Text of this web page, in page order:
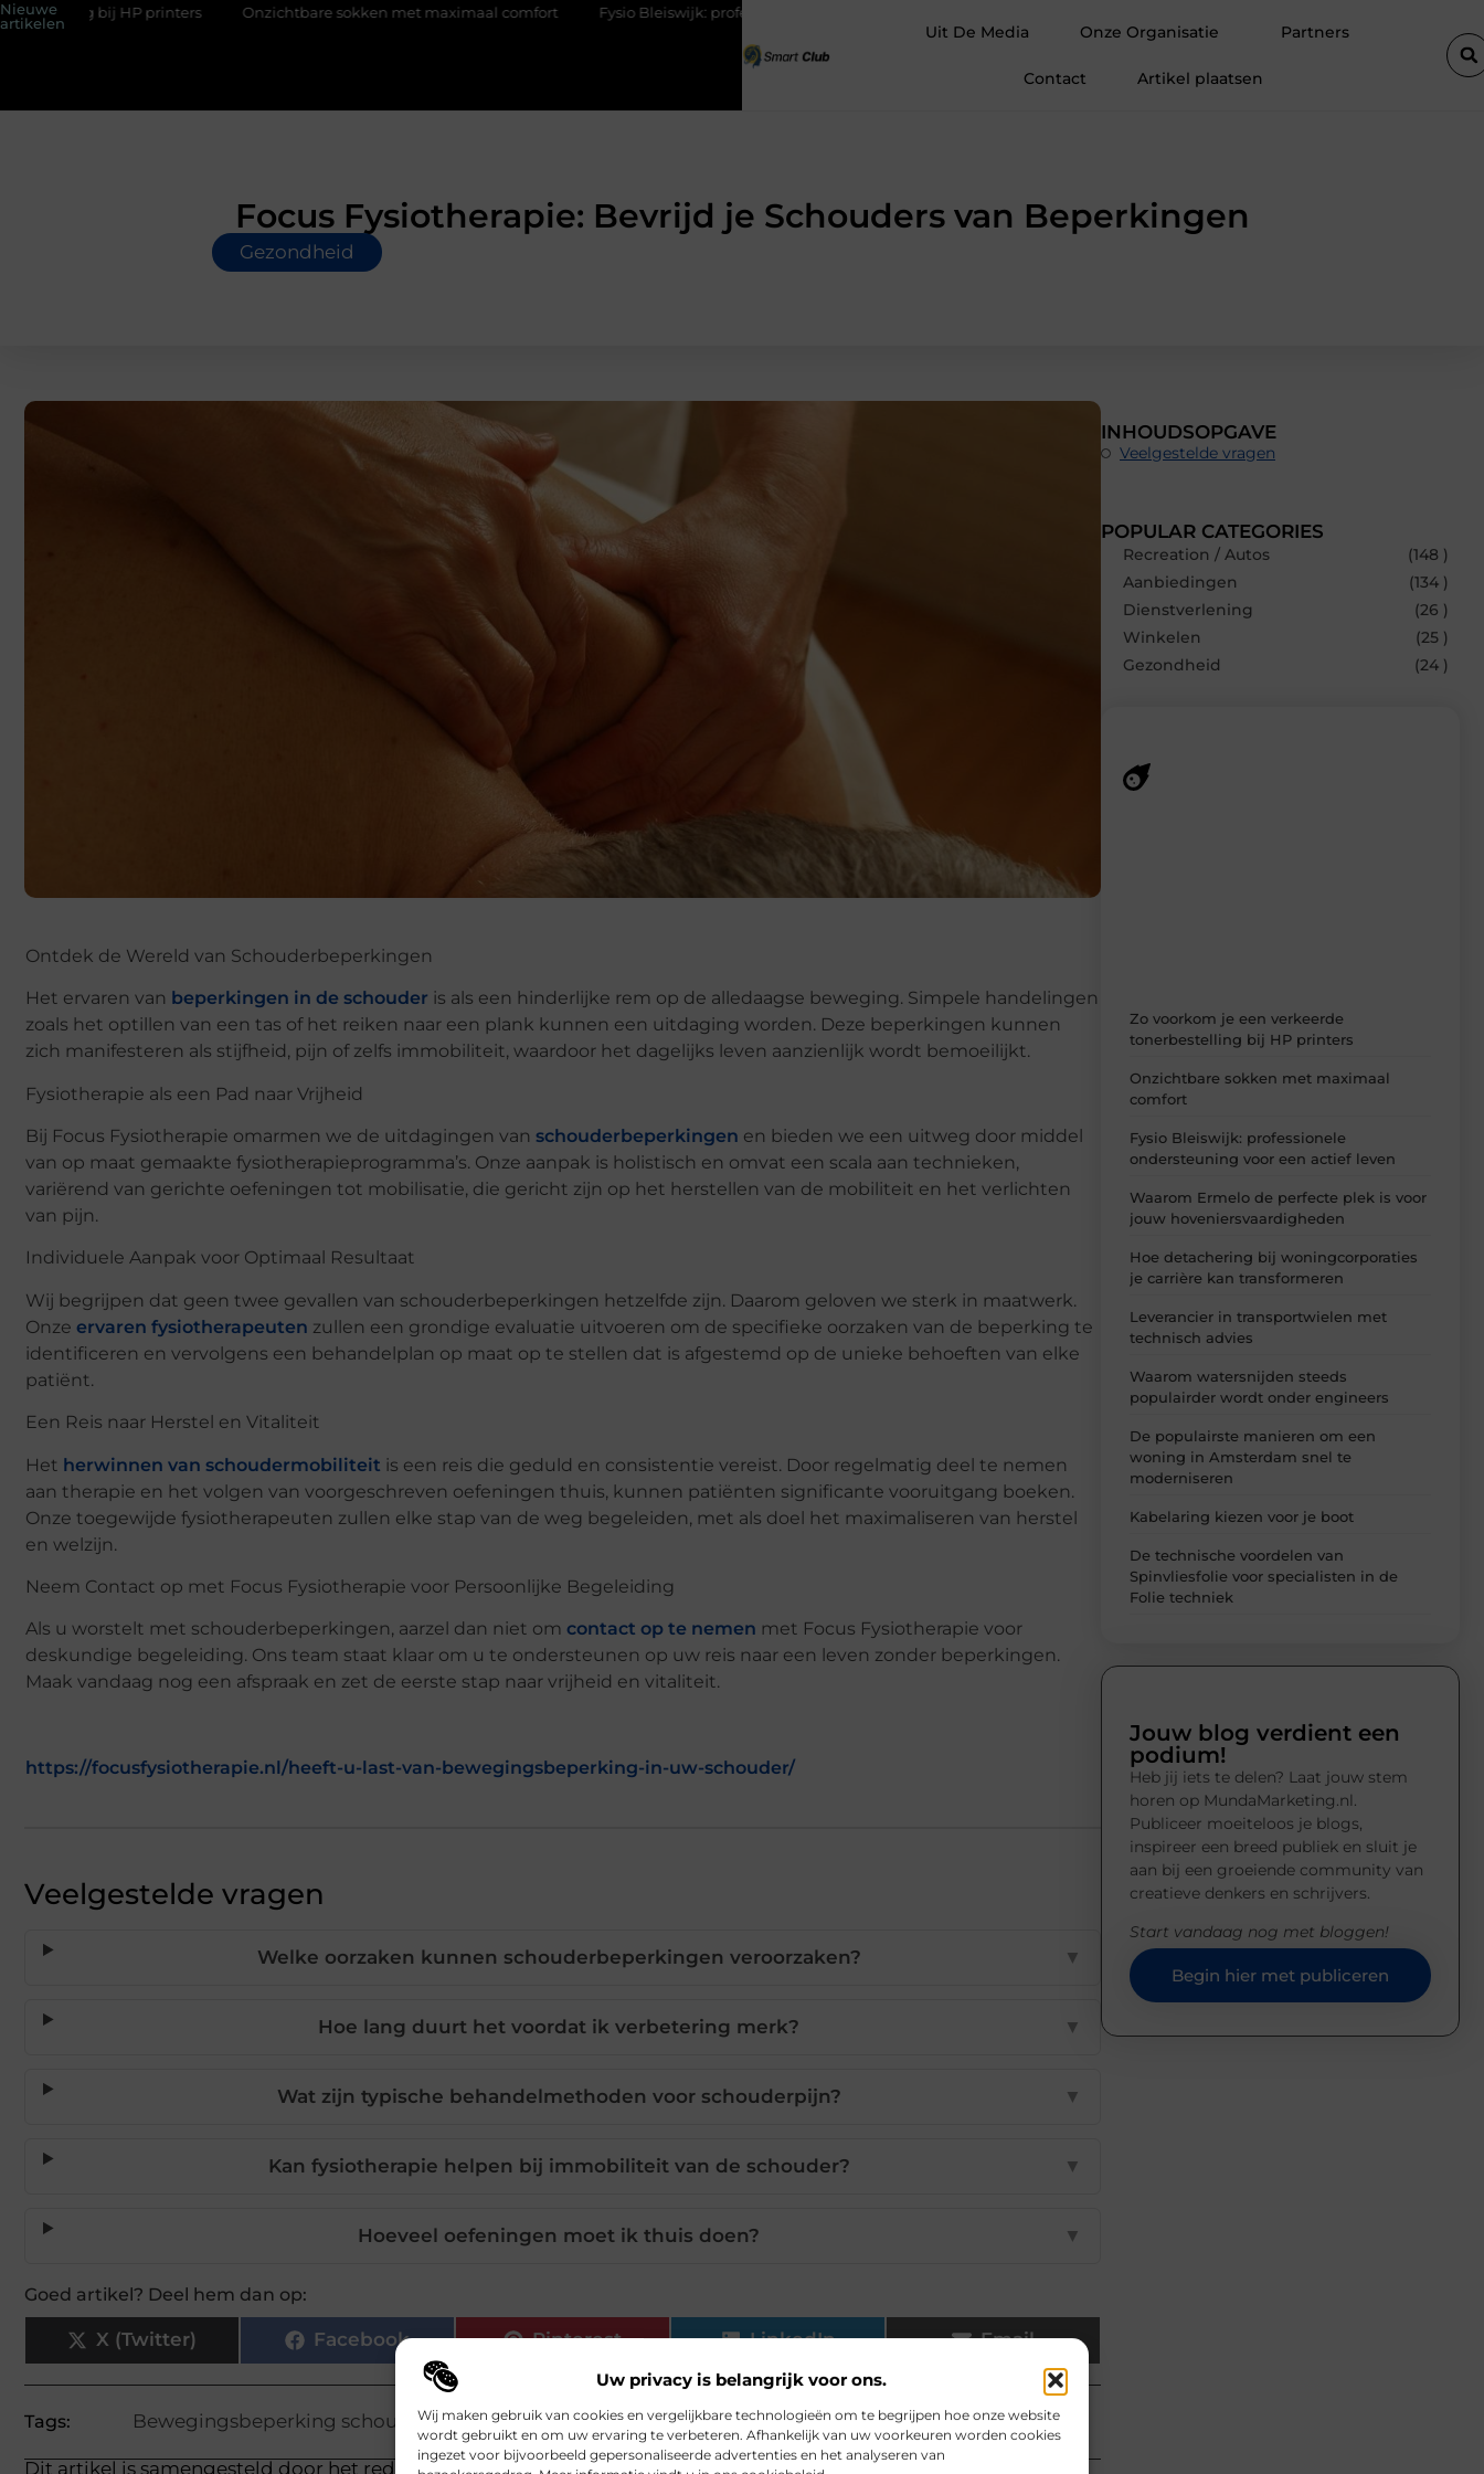
Uw privacy is belangrijk voor ons.
Wij maken gebruik van cookies en vergelijkbare technologieën om te begrijpen hoe onze website
wordt gebruikt en om uw ervaring te verbeteren. Afhankelijk van uw voorkeuren worden cookies
ingezet voor bijvoorbeeld gepersonaliseerde advertenties en het analyseren van
Nieuwe
artikelen
Onzichtbare sokken met maximaal comfort Fysio Bleiswijk: professionele ondersteuning voor een actief leven
Uit De Media Onze Organisatie Partners
Contact Artikel plaatsen
Focus Fysiotherapie: Bevrijd je Schouders van Beperkingen
Gezondheid
Ontdek de Wereld van Schouderbeperkingen
Het ervaren van beperkingen in de schouder is als een hinderlijke rem op de alledaagse beweging. Simpele handelingen
zoals het optillen van een tas of het reiken naar een plank kunnen een uitdaging worden. Deze beperkingen kunnen
zich manifesteren als stijfheid, pijn of zelfs immobiliteit, waardoor het dagelijks leven aanzienlijk wordt bemoeilijkt.
Fysiotherapie als een Pad naar Vrijheid
Bij Focus Fysiotherapie omarmen we de uitdagingen van schouderbeperkingen en bieden we een uitweg door middel
van op maat gemaakte fysiotherapieprogramma’s. Onze aanpak is holistisch en omvat een scala aan technieken,
variërend van gerichte oefeningen tot mobilisatie, die gericht zijn op het herstellen van de mobiliteit en het verlichten
van pijn.
Individuele Aanpak voor Optimaal Resultaat
Wij begrijpen dat geen twee gevallen van schouderbeperkingen hetzelfde zijn. Daarom geloven we sterk in maatwerk.
Onze ervaren fysiotherapeuten zullen een grondige evaluatie uitvoeren om de specifieke oorzaken van de beperking te
identificeren en vervolgens een behandelplan op maat op te stellen dat is afgestemd op de unieke behoeften van elke
patiënt.
Een Reis naar Herstel en Vitaliteit
Het herwinnen van schoudermobiliteit is een reis die geduld en consistentie vereist. Door regelmatig deel te nemen
aan therapie en het volgen van voorgeschreven oefeningen thuis, kunnen patiënten significante vooruitgang boeken.
Onze toegewijde fysiotherapeuten zullen elke stap van de weg begeleiden, met als doel het maximaliseren van herstel
en welzijn.
Neem Contact op met Focus Fysiotherapie voor Persoonlijke Begeleiding
Als u worstelt met schouderbeperkingen, aarzel dan niet om contact op te nemen met Focus Fysiotherapie voor
deskundige begeleiding. Ons team staat klaar om u te ondersteunen op uw reis naar een leven zonder beperkingen.
Maak vandaag nog een afspraak en zet de eerste stap naar vrijheid en vitaliteit.
https://focusfysiotherapie.nl/heeft-u-last-van-bewegingsbeperking-in-uw-schouder/
Veelgestelde vragen
Welke oorzaken kunnen schouderbeperkingen veroorzaken? ▼
Hoe lang duurt het voordat ik verbetering merk? ▼
Wat zijn typische behandelmethoden voor schouderpijn? ▼
Kan fysiotherapie helpen bij immobiliteit van de schouder? ▼
Hoeveel oefeningen moet ik thuis doen? ▼
Goed artikel? Deel hem dan op:
X (Twitter) Facebook Pinterest LinkedIn Email
Tags: Bewegingsbeperking schouder, Focus,Schouderbeperking
Dit artikel is samengesteld door het redactieteam van mundamarketing.nl, dat zich richt op het zorgvuldig
INHOUDSOPGAVE
Veelgestelde vragen
POPULAR CATEGORIES
Recreation / Autos
(148 )
Aanbiedingen
(134 )
Dienstverlening
(26 )
Winkelen
(25 )
Gezondheid
(24 )
Zo voorkom je een verkeerde
tonerbestelling bij HP printers
Onzichtbare sokken met maximaal
comfort
Fysio Bleiswijk: professionele
ondersteuning voor een actief leven
Waarom Ermelo de perfecte plek is voor
jouw hoveniersvaardigheden
Hoe detachering bij woningcorporaties
je carrière kan transformeren
Leverancier in transportwielen met
technisch advies
Waarom watersnijden steeds
populairder wordt onder engineers
De populairste manieren om een
woning in Amsterdam snel te
moderniseren
Kabelaring kiezen voor je boot
De technische voordelen van
Spinvliesfolie voor specialisten in de
Folie techniek
Jouw blog verdient een
podium!
Heb jij iets te delen? Laat jouw stem
horen op MundaMarketing.nl.
Publiceer moeiteloos je blogs,
inspireer een breed publiek en sluit je
aan bij een groeiende community van
creatieve denkers en schrijvers.
Start vandaag nog met bloggen!
Begin hier met publiceren